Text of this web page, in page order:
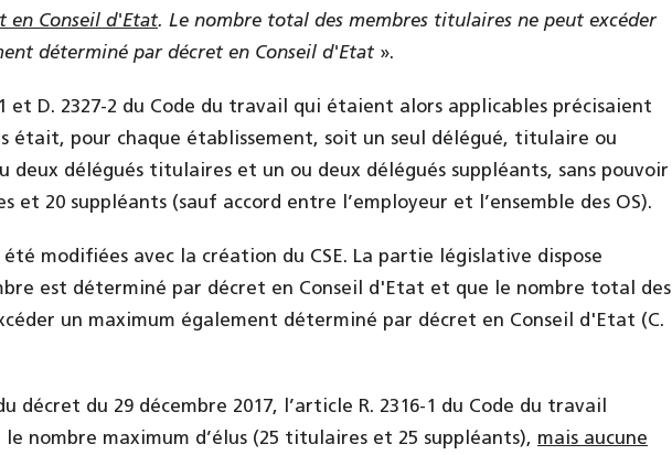
en Conseil d'Etat. Le nombre total des membres titulaires ne peut excéder
déterminé par décret en Conseil d'Etat ».
et D. 2327-2 du Code du travail qui étaient alors applicables précisaient
était, pour chaque établissement, soit un seul délégué, titulaire ou
deux délégués titulaires et un ou deux délégués suppléants, sans pouvoir
et 20 suppléants (sauf accord entre l’employeur et l’ensemble des OS).
modifiées avec la création du CSE. La partie législative dispose
est déterminé par décret en Conseil d'Etat et que le nombre total des
un maximum également déterminé par décret en Conseil d'Etat (C.
décret du 29 décembre 2017, l’article R. 2316-1 du Code du travail
nombre maximum d’élus (25 titulaires et 25 suppléants), mais aucune